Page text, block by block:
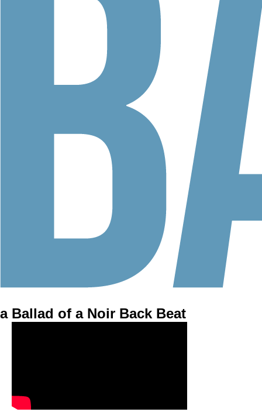
a Ballad of a Noir Back Beat